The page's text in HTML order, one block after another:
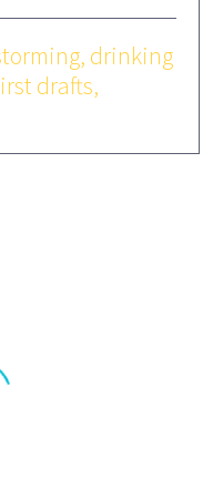
drinking
drafts,